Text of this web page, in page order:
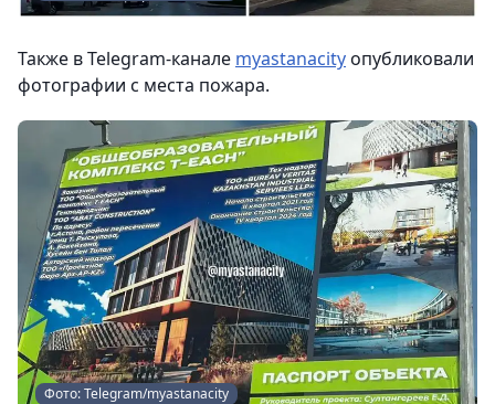
Также в Telegram-канале myastanacityопубликовали
фотографии с места пожара.
Фото: Telegram/myastanacity